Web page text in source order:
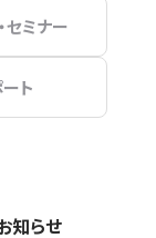
セミナー
ト
知らせ